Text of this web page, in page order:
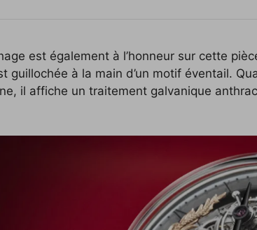
est également à l’honneur sur cette
guillochée à la main d’un motif éventail.
il affiche un traitement galvanique